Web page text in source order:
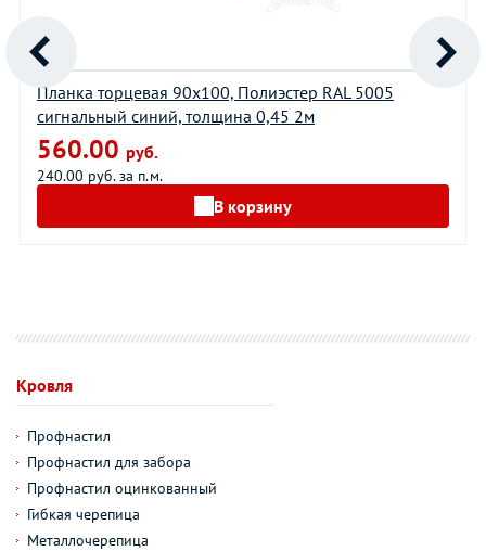
Планка торцевая 90х100, Полиэстер RAL 5005
сигнальный синий, толщина 0,45 2м
560.00 руб.
240.00 руб. за п.м.
В корзину
Кровля
Профнастил
Профнастил для забора
Профнастил оцинкованный
Гибкая черепица
Металлочерепица